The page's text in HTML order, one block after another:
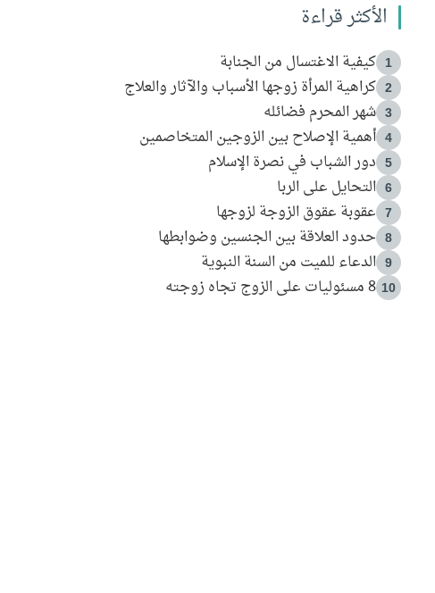
الأكثر قراءة
1 كيفية الاغتسال من الجنابة
2 كراهية المرأة زوجها الأسباب والآثار والعلاج
3 شهر المحرم فضائله
4 أهمية الإصلاح بين الزوجين المتخاصمين
5 دور الشباب في نصرة الإسلام
6 التحايل على الربا
7 عقوبة عقوق الزوجة لزوجها
8 حدود العلاقة بين الجنسين وضوابطها
9 الدعاء للميت من السنة النبوية
10 8 مسئوليات على الزوج تجاه زوجته